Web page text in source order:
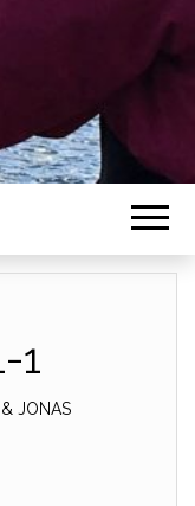
1
JONAS